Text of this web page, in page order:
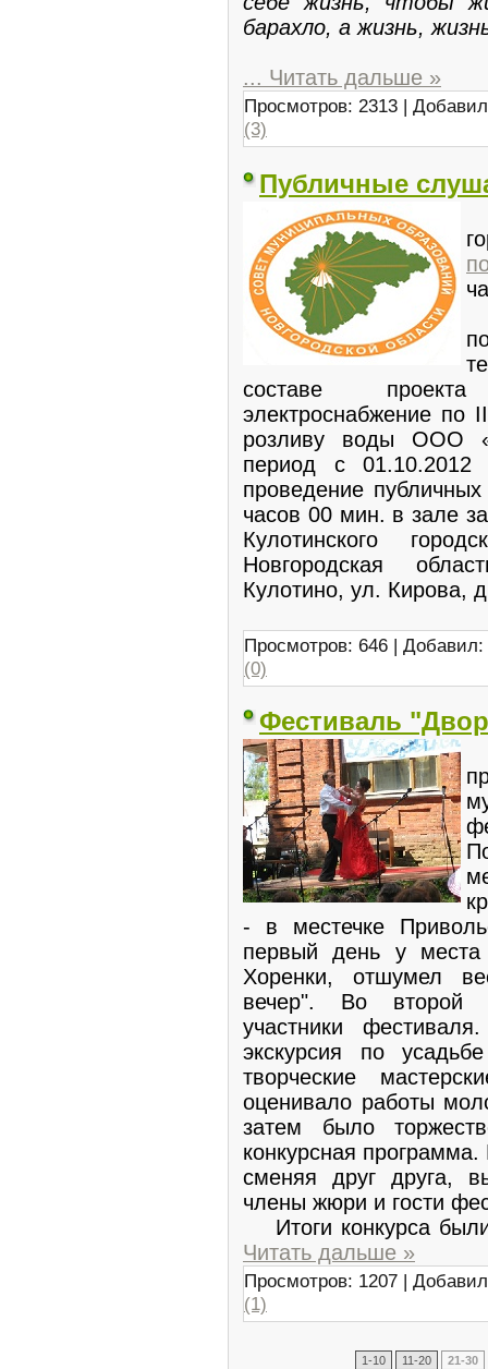
барахло, а жизнь,
... Читать дальше »
Просмотров: 2313 |
(3)
Публичные
составе
электроснабжение по
розливу воды ООО
период с 01.10.2012
проведение
часов 00 мин. в зале
Кулотинского
Новгородская
Кулотино, ул. Кирова,
Просмотров: 646 | Добавил:
(0)
Фестиваль
- в местечке
первый день у
Хоренки, отшумел
вечер". Во второй
участники
экскурсия по
творческие
оценивало работы
затем было
конкурсная
сменяя друг друга,
члены жюри и гости
Итоги конкурса
Читать дальше »
Просмотров: 1207 |
(1)
1-10 11-20 21-30